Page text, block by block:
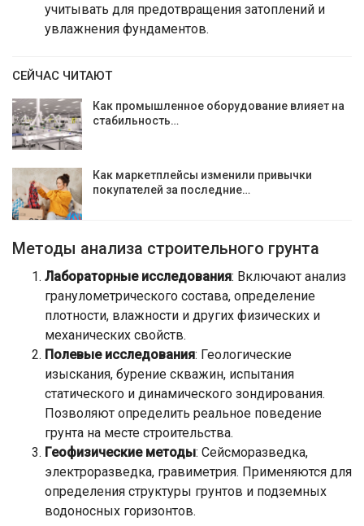
учитывать для предотвращения затоплений и
увлажнения фундаментов.
СЕЙЧАС ЧИТАЮТ
Как промышленное оборудование влияет на
стабильность…
Как маркетплейсы изменили привычки
покупателей за последние…
Методы анализа строительного грунта
Лабораторные исследования: Включают анализ
гранулометрического состава, определение
плотности, влажности и других физических и
механических свойств.
Полевые исследования: Геологические
изыскания, бурение скважин, испытания
статического и динамического зондирования.
Позволяют определить реальное поведение
грунта на месте строительства.
Геофизические методы: Сейсморазведка,
электроразведка, гравиметрия. Применяются для
определения структуры грунтов и подземных
водоносных горизонтов.